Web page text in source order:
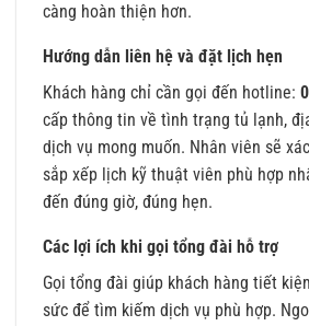
càng hoàn thiện hơn.
Hướng dẫn liên hệ và đặt lịch hẹn
Khách hàng chỉ cần gọi đến hotline:
cấp thông tin về tình trạng tủ lạnh,
dịch vụ mong muốn. Nhân viên sẽ
sắp xếp lịch kỹ thuật viên phù hợp
đến đúng giờ, đúng hẹn.
Các lợi ích khi gọi tổng đài hỗ trợ
Gọi tổng đài giúp khách hàng tiết
sức để tìm kiếm dịch vụ phù hợp.